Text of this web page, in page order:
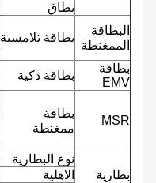
نطاق
البطاقة
الممغنطة
بطاقة تلامسية
بطاقة
EMV
بطاقة ذكية
MSR
بطاقة
ممغنطة
بطارية
نوع البطارية
الاهلية